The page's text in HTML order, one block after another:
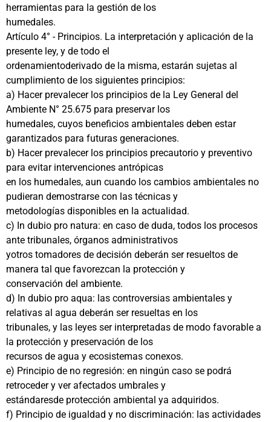
herramientas para la gestión de los
humedales.
Artículo 4° - Principios. La interpretación y aplicación de la
presente ley, y de todo el
ordenamientoderivado de la misma, estarán sujetas al
cumplimiento de los siguientes principios:
a) Hacer prevalecer los principios de la Ley General del
Ambiente N° 25.675 para preservar los
humedales, cuyos beneficios ambientales deben estar
garantizados para futuras generaciones.
b) Hacer prevalecer los principios precautorio y preventivo
para evitar intervenciones antrópicas
en los humedales, aun cuando los cambios ambientales no
pudieran demostrarse con las técnicas y
metodologías disponibles en la actualidad.
c) In dubio pro natura: en caso de duda, todos los procesos
ante tribunales, órganos administrativos
yotros tomadores de decisión deberán ser resueltos de
manera tal que favorezcan la protección y
conservación del ambiente.
d) In dubio pro aqua: las controversias ambientales y
relativas al agua deberán ser resueltas en los
tribunales, y las leyes ser interpretadas de modo favorable a
la protección y preservación de los
recursos de agua y ecosistemas conexos.
e) Principio de no regresión: en ningún caso se podrá
retroceder y ver afectados umbrales y
estándaresde protección ambiental ya adquiridos.
f) Principio de igualdad y no discriminación: las actividades